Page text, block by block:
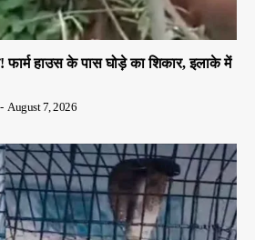
फार्म हाउस के पास घोड़े का शिकार, इलाके में
- August 7, 2026